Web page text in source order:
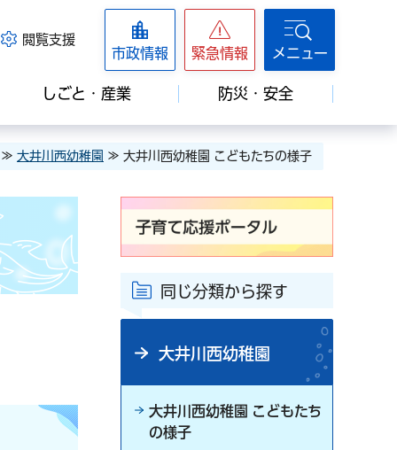
閲覧支援
市政情報 緊急情報 メニュー
しごと・産業 防災・安全
≫ 大井川西幼稚園 ≫ 大井川西幼稚園 こどもたちの様子
同じ分類から探す
大井川西幼稚園
大井川西幼稚園 こどもたち
の様子